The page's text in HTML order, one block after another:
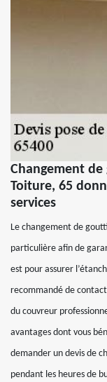
Changement
Toiture, 65
services
Le changement de
particulière afin de
est pour assurer
recommandé de
du couvreur
avantages dont vous
demander un devis de
pendant les heures de